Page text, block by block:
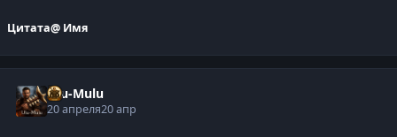
Цитата@ Имя
Ulu-Mulu
20 апреля20 апр